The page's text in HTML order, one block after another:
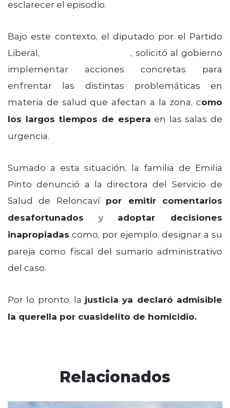
esclarecer el episodio.
Bajo este contexto, el diputado por el Partido
Liberal,
, solicitó al gobierno
implementar acciones concretas para
enfrentar las distintas problemáticas en
materia de salud que afectan a la zona, como
los largos tiempos de espera en las salas de
urgencia.
Sumado a esta situación, la familia de Emilia
Pinto denunció a la directora del Servicio de
Salud de Reloncaví por emitir comentarios
desafortunados y adoptar decisiones
inapropiadas como, por ejemplo, designar a su
pareja como fiscal del sumario administrativo
del caso.
Por lo pronto, la justicia ya declaró admisible
la querella por cuasidelito de homicidio.
Relacionados